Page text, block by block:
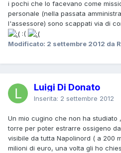
i pochi che lo facevano come
personale (nella passata
l'assessore) sono scappati via di
:(
Modificato: 2 settembre 2012 da
Luigi Di Donato
Inserita: 2 settembre 2012
Un mio cugino che non ha studiato
torre per poter estrarre ossigeno
visibile da tutta Napolinord ( a 200
milioni di euro, una volta gli ho